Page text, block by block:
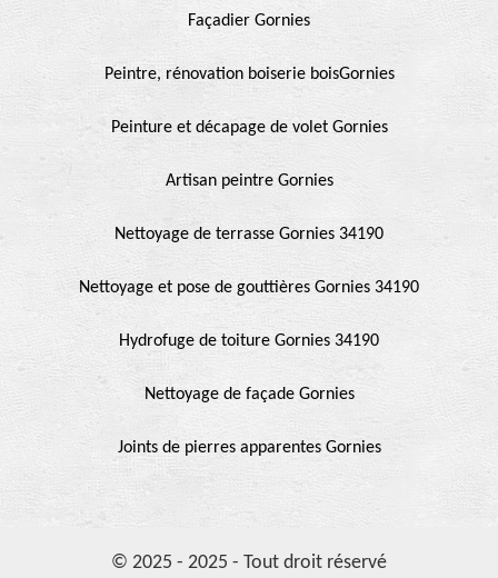
Façadier Gornies
Peintre, rénovation boiserie boisGornies
Peinture et décapage de volet Gornies
Artisan peintre Gornies
Nettoyage de terrasse Gornies 34190
Nettoyage et pose de gouttières Gornies 34190
Hydrofuge de toiture Gornies 34190
Nettoyage de façade Gornies
Joints de pierres apparentes Gornies
© 2025 - 2025 - Tout droit réservé